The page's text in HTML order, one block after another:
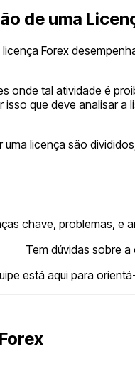
de uma
Forex
onde tal atividade é
que deve analisar
licença são
chave, problemas, e
Tem dúvidas sobre
está aqui para